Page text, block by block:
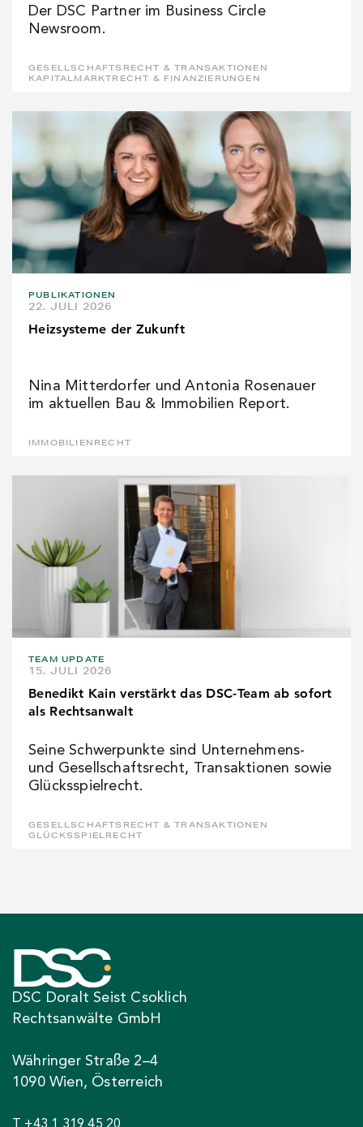
Der DSC Partner im Business Circle
Newsroom.
GESELLSCHAFTSRECHT & TRANSAKTIONEN
KAPITALMARKTRECHT & FINANZIERUNGEN
PUBLIKATIONEN
22. JULI 2026
Heizsysteme der Zukunft
Nina Mitterdorfer und Antonia Rosenauer
im aktuellen Bau & Immobilien Report.
IMMOBILIENRECHT
TEAM UPDATE
15. JULI 2026
Benedikt Kain verstärkt das DSC-Team ab sofort
als Rechtsanwalt
Seine Schwerpunkte sind Unternehmens-
und Gesellschaftsrecht, Transaktionen sowie
Glücksspielrecht.
GESELLSCHAFTSRECHT & TRANSAKTIONEN
GLÜCKSSPIELRECHT
DSC Doralt Seist Csoklich
Rechtsanwälte GmbH
Währinger Straße 2–4
1090 Wien, Österreich
T +43 1 319 45 20